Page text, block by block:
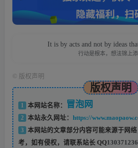
It is by acts and not by ideas
行动是根本，想法锦上
版权声明
版权声明
1 本网站名称： 冒泡网
2 本站永久网址： https://
3
本网站的文章部分内容可能来源于网
考，如有侵权，请联系站长 QQ